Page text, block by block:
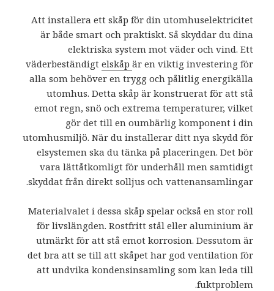
Att installera ett skåp för din utomhuselektricitet
är både smart och praktiskt. Så skyddar du dina
elektriska system mot väder och vind. Ett
väderbeständigt elskåp är en viktig investering för
alla som behöver en trygg och pålitlig energikälla
utomhus. Detta skåp är konstruerat för att stå
emot regn, snö och extrema temperaturer, vilket
gör det till en oumbärlig komponent i din
utomhusmiljö. När du installerar ditt nya skydd för
elsystemen ska du tänka på placeringen. Det bör
vara lättåtkomligt för underhåll men samtidigt
skyddat från direkt solljus och vattenansamlingar.
Materialvalet i dessa skåp spelar också en stor roll
för livslängden. Rostfritt stål eller aluminium är
utmärkt för att stå emot korrosion. Dessutom är
det bra att se till att skåpet har god ventilation för
att undvika kondensinsamling som kan leda till
fuktproblem.